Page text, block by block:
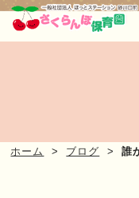
ホーム ブログ 誰